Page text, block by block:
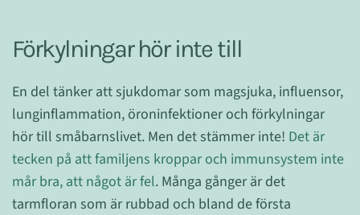
Förkylningar hör inte till
En del tänker att sjukdomar som magsjuka, influensor,
lunginflammation, öroninfektioner och förkylningar
hör till småbarnslivet. Men det stämmer inte! Det är
tecken på att familjens kroppar och immunsystem inte
mår bra, att något är fel. Många gånger är det
tarmfloran som är rubbad och bland de första